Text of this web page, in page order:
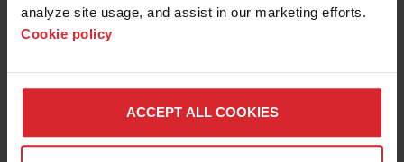
analyze site usage, and assist in our marketing efforts.
Cookie policy
ACCEPT ALL COOKIES
OMAX 的所有系统都专门使用高效的曲轴驱动直驱
泵。直驱泵比传统液压增压泵更高效，因此它可以
快。它安静、清洁，没有混乱的液压泄漏的风险。
此外，直驱泵结构简单，容易进行故障检修和维
护。OMAX EnduroMAX 泵的预防性维护间隔为